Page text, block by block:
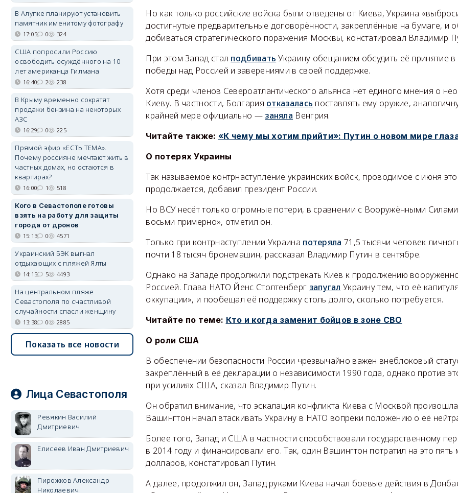
Но как только российские войска были отведены от Киева, Украина
достигнутые предварительные договорённости, закреплённые на бумаге, и
добиваться стратегического поражения Москвы, констатировал Владимир
При этом Запад стал подбивать Украину обещанием обсудить её принятие
победы над Россией и заверениями в своей поддержке.
Хотя среди членов Североатлантического альянса нет единого мнения о
Киеву. В частности, Болгария отказалась поставлять ему оружие,
крайней мере официально — заняла Венгрия.
Читайте также: «К чему мы хотим прийти»: Путин о новом мире
О потерях Украины
Так называемое контрнаступление украинских войск, проводимое с июня
продолжается, добавил президент России.
Но ВСУ несёт только огромные потери, в сравнении с Вооружёнными
восьми примерно», отметил он.
Только при контрнаступлении Украина потеряла 71,5 тысячи человек
почти 18 тысяч бронемашин, рассказал Владимир Путин в сентябре.
Однако на Западе продолжили подстрекать Киев к продолжению
Россией. Глава НАТО Йенс Столтенберг запугал Украину тем, что её
оккупации», и пообещал её поддержку столь долго, сколько потребуется.
Читайте по теме: Кто и когда заменит бойцов в зоне СВО
О роли США
В обеспечении безопасности России чрезвычайно важен внеблоковый
закреплённый в её декларации о независимости 1990 года, однако против
при усилиях США, сказал Владимир Путин.
Он обратил внимание, что эскалация конфликта Киева с Москвой
Вашингтон начал втаскивать Украину в НАТО вопреки положению о её
Более того, Запад и США в частности способствовали государственному
в 2014 году и финансировали его. Так, один Вашингтон потратил на это пять
долларов, констатировал Путин.
А далее, продолжил он, Запад руками Киева начал боевые действия в
В Алупке планируют установить
памятник именитому фотографу
17:05 0 324
США попросили Россию
освободить осуждённого на 10
лет американца Гилмана
16:40 2 238
В Крыму временно сократят
продажи бензина на некоторых
АЗС
16:29 0 225
Прямой эфир «ЕСТЬ ТЕМА».
Почему россияне мечтают жить в
частных домах, но остаются в
квартирах?
16:00 1 518
Кого в Севастополе готовы
взять на работу для защиты
города от дронов
15:13 0 4571
Украинский БЭК выгнал
отдыхающих с пляжей Ялты
14:15 5 4493
На центральном пляже
Севастополя по счастливой
случайности спасли женщину
13:38 0 2885
Показать все новости
Лица Севастополя
Ревякин Василий
Дмитриевич
Елисеев Иван Дмитриевич
Пирожков Александр
Николаевич